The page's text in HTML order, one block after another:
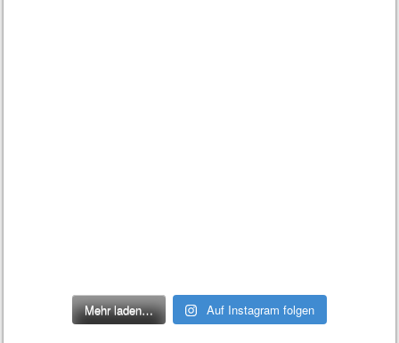
Mehr laden… Auf Instagram folgen